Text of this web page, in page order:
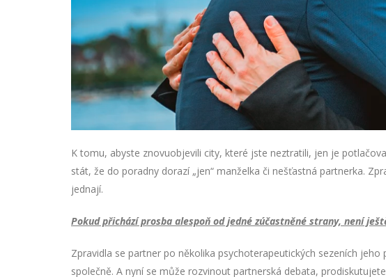
K tomu, abyste znovuobjevili city, které jste neztratili, jen je
stát, že do poradny dorazí „jen“ manželka či nešťastná partnerka.
jednají.
Pokud přichází prosba alespoň od jedné zúčastněné strany, není
Zpravidla se partner po několika psychoterapeutických sezeních
společně. A nyní se může rozvinout partnerská debata,